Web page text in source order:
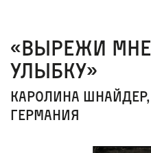
«Вырежи мне
улыбку»
Каролина Шнайдер,
Германия